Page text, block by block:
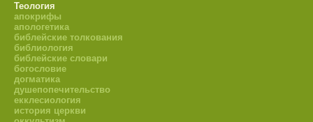
Теология
апокрифы
апологетика
библейские толкования
библиология
библейские словари
богословие
догматика
душепопечительство
екклесиология
история церкви